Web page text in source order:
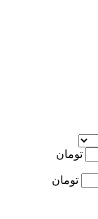
تومان
تومان